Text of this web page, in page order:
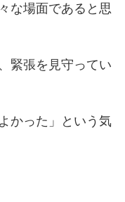
な場面であると思
緊張を見守ってい
かった」という気